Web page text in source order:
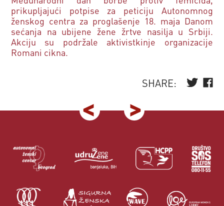
prikupljajući potpise za peticiju Autonomnog
ženskog centra za proglašenje 18. maja Danom
sećanja na ubijene žene žrtve nasilja u Srbiji.
Akciju su podržale aktivistkinje organizacije
Romani cikna.
SHARE: